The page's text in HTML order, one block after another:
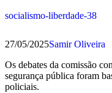
socialismo-liberdade-38
27/05/2025Samir Oliveira
Os debates da comissão
segurança pública foram
policiais.